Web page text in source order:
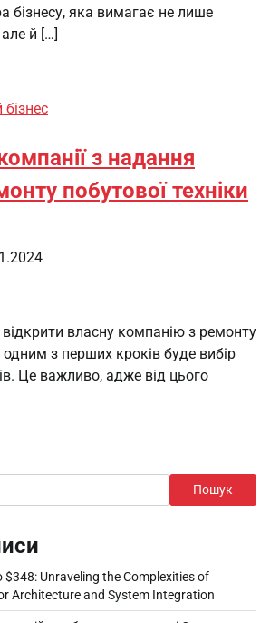
бізнесу, яка вимагає не лише
й […]
з надання
побутової техніки
власну компанію з ремонту
одним з перших кроків буде вибір
Це важливо, адже від цього
Пошук
$348: Unraveling the Complexities of
Architecture and System Integration